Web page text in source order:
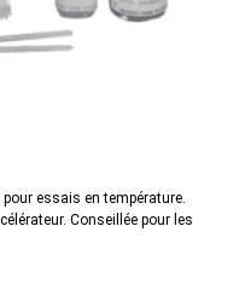
essais en température.
Conseillée pour les